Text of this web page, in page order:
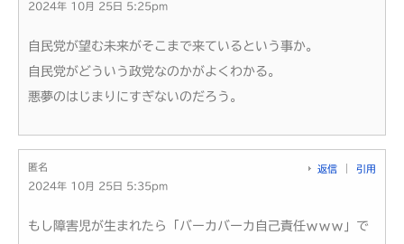
2024年 10月 25日 5:25pm
自民党が望む未来がそこまで来ているという事か。
自民党がどういう政党なのかがよくわかる。
悪夢のはじまりにすぎないのだろう。
匿名
2024年 10月 25日 5:35pm
返信 引用
もし障害児が生まれたら「バーカバーカ自己責任ｗｗｗ」で